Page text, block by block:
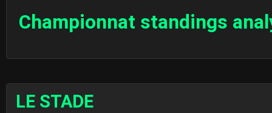
Championnat standings
LE STADE